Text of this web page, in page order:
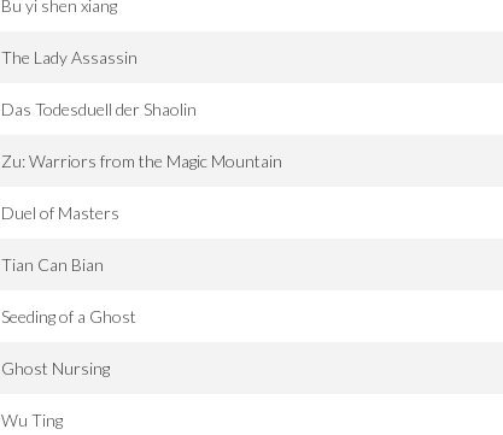
Bu yi shen xiang
The Lady Assassin
Das Todesduell der Shaolin
Zu: Warriors from the Magic Mountain
Duel of Masters
Tian Can Bian
Seeding of a Ghost
Ghost Nursing
Wu Ting